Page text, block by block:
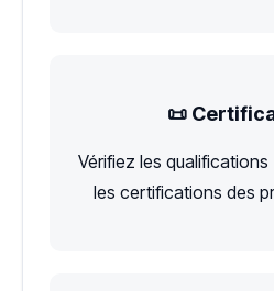
📜
Vérifiez les qualifications
les certifications des